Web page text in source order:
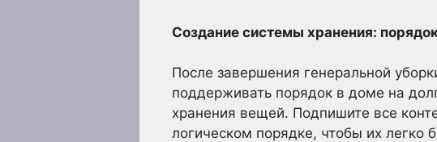
Создание системы хранения:
После завершения генеральной
поддерживать порядок в доме на
хранения вещей. Подпишите все
логическом порядке, чтобы их легко